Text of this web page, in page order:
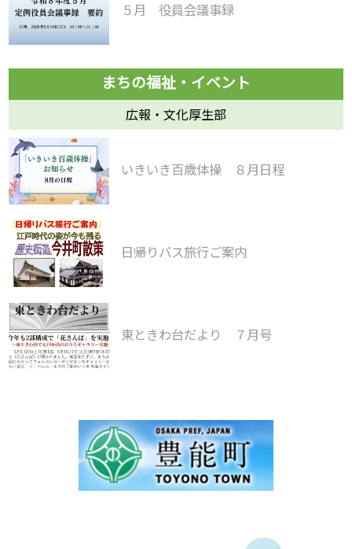
５月 役員会議事録
広報・文化厚生部
いきいき百歳体操 ８月日程
日帰りバス旅行ご案内
東ときわ台だより ７月号